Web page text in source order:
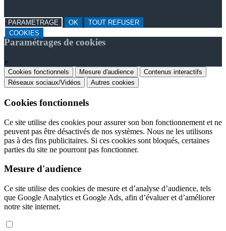
PARAMETRAGE OK
TOUT REFUSER
COOKIES
Paramétrages de cookies
×
Cookies fonctionnels Mesure d'audience
Contenus interactifs
Réseaux sociaux/Vidéos
Autres cookies
Cookies fonctionnels
Ce site utilise des cookies pour assurer son bon fonctionnement et ne
peuvent pas être désactivés de nos systèmes. Nous ne les utilisons
pas à des fins publicitaires. Si ces cookies sont bloqués, certaines
parties du site ne pourront pas fonctionner.
Mesure d'audience
Ce site utilise des cookies de mesure et d’analyse d’audience, tels
que Google Analytics et Google Ads, afin d’évaluer et d’améliorer
notre site internet.